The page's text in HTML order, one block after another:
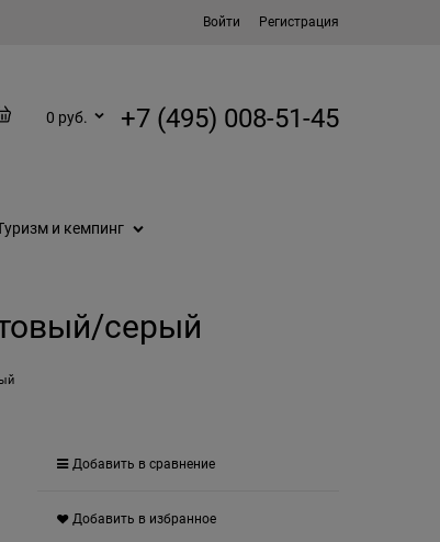
Войти Регистрация
0 руб. +7 (495) 008-51-45
и кемпинг
серый
Добавить в сравнение
Добавить в избранное